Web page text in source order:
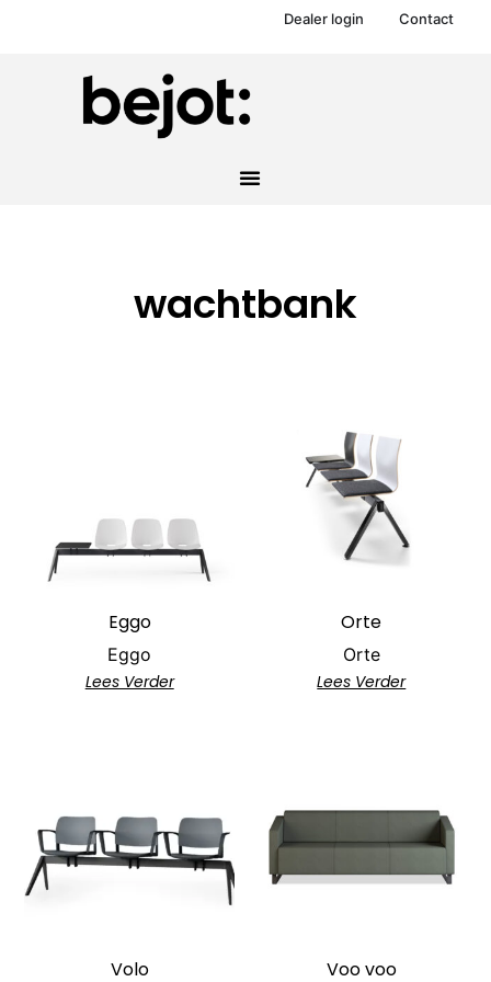
Dealer login Contact
wachtbank
Eggo
Eggo
Lees Verder
Orte
Orte
Lees Verder
Volo Voo voo